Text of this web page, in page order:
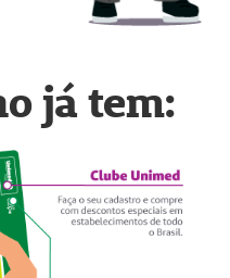
já tem: